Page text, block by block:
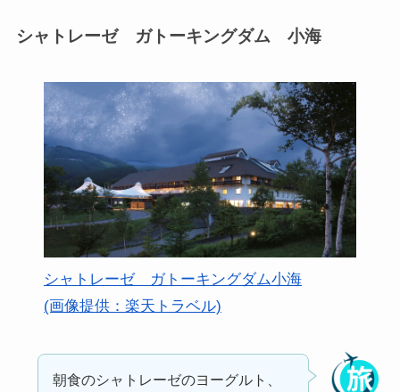
シャトレーゼ ガトーキングダム 小海
シャトレーゼ ガトーキングダム小海
(画像提供：楽天トラベル)
朝食のシャトレーゼのヨーグルト、